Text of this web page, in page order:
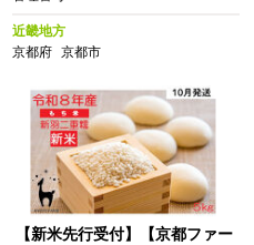
税 ］
近畿地方
京都府 京都市
【新米先行受付】【京都ファー